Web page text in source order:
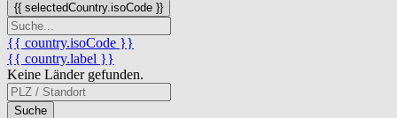
{{ selectedCountry.isoCode }}
{{ country.isoCode }}
{{ country.label }}
Keine Länder gefunden.
Suche